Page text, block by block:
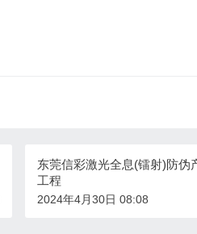
东莞信彩激光全息(镭射)防伪
工程
2024年4月30日 08:08